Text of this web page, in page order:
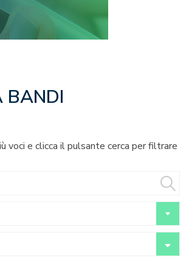
BANDI
voci e clicca il pulsante cerca per filtrare